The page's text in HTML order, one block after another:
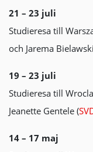
21 – 23 juli
Studieresa till
och Jarema
19 – 23 juli
Studieresa till
Jeanette Gentele (
14 – 17 maj